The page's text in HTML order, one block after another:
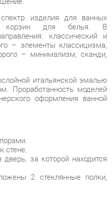
– элементы классицизма,
– минимализм, сканди,
итальянской эмалью
Проработанность моделей
оформления ванной
информации
а также отзывам
Екатеринбург» купить